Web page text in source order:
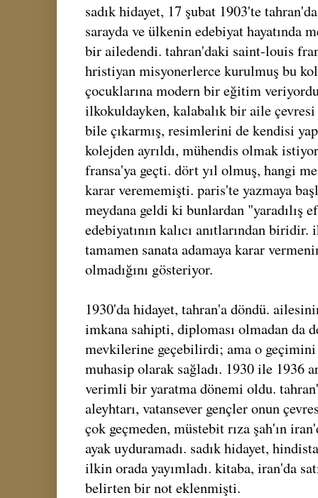
sadık hidayet, 17 şubat 1903'te
sarayda ve ülkenin edebiyat hayatında
bir ailedendi. tahran'daki saint-louis
hristiyan misyonerlerce kurulmuş bu
çocuklarına modern bir eğitim
ilkokuldayken, kalabalık bir aile
bile çıkarmış, resimlerini de kendisi
kolejden ayrıldı, mühendis olmak
fransa'ya geçti. dört yıl olmuş, hangi
karar verememişti. paris'te yazmaya
meydana geldi ki bunlardan "yaradılış
edebiyatının kalıcı anıtlarından
tamamen sanata adamaya karar
olmadığını gösteriyor.
1930'da hidayet, tahran'a döndü.
imkana sahipti, diploması olmadan da
mevkilerine geçebilirdi; ama o
muhasip olarak sağladı. 1930 ile 1936
verimli bir yaratma dönemi oldu.
aleyhtarı, vatansever gençler onun
çok geçmeden, müstebit rıza şah'ın
ayak uyduramadı. sadık hidayet,
ilkin orada yayımladı. kitaba, iran'da
belirten bir not eklenmişti.